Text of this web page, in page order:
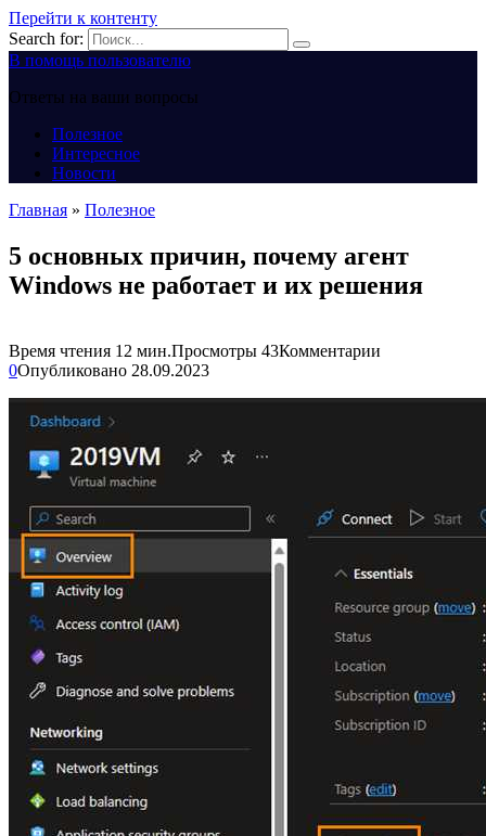
Перейти к контенту
Search for:
В помощь пользователю
Ответы на ваши вопросы
Полезное
Интересное
Новости
Главная » Полезное
5 основных причин, почему агент
Windows не работает и их решения
Время чтения 12 мин.Просмотры 43Комментарии
0Опубликовано 28.09.2023